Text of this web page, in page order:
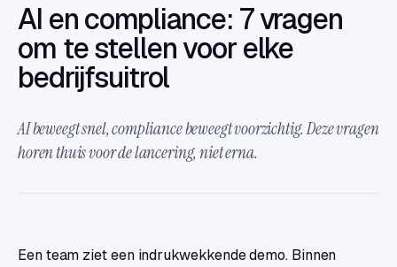
AI en compliance: 7 vragen
om te stellen voor elke
bedrijfsuitrol
AI beweegt snel, compliance beweegt voorzichtig. Deze vragen
horen thuis voor de lancering, niet erna.
Een team ziet een indrukwekkende demo. Binnen